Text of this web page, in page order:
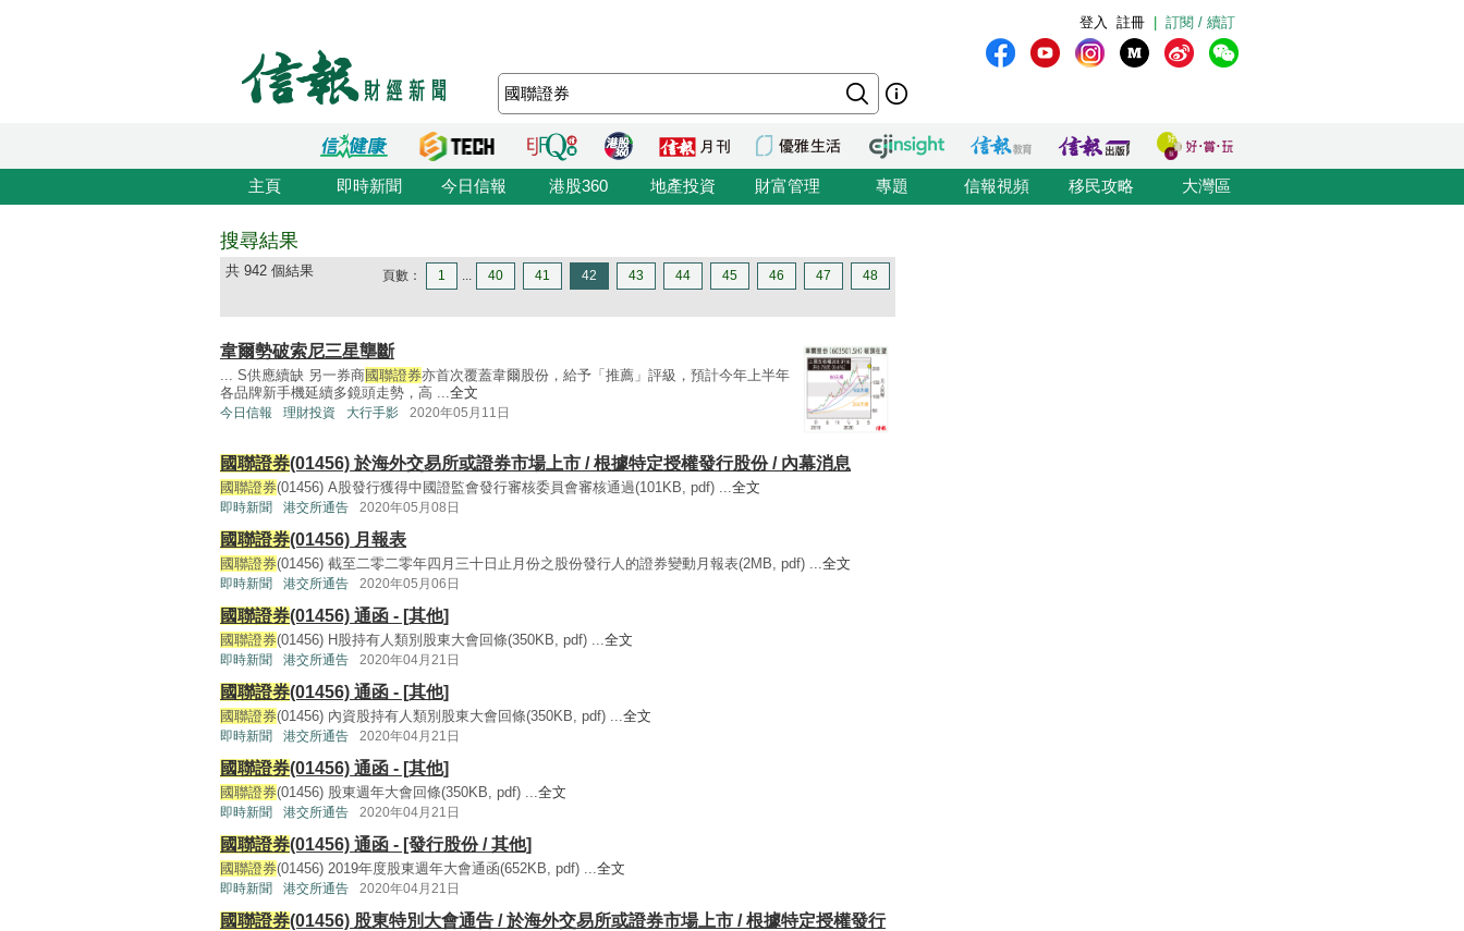
訂閱 / 續訂
註冊
登入
主頁 即時新聞 今日信報 港股360 地產投資 財富管理 專題 信報視頻 移民攻略 大灣區
搜尋結果
共 942 個結果 頁數： 1 ... 40 41 42 43 44 45 46 47 48
韋爾勢破索尼三星壟斷
... S供應續缺 另一券商國聯證券亦首次覆蓋韋爾股份，給予「推薦」評級，預計今年上半年
各品牌新手機延續多鏡頭走勢，高 ...全文
今日信報 理財投資 大行手影 2020年05月11日
國聯證券(01456) 於海外交易所或證券市場上市 / 根據特定授權發行股份 / 內幕消息
國聯證券(01456) A股發行獲得中國證監會發行審核委員會審核通過(101KB, pdf) ... 全文
即時新聞 港交所通告 2020年05月08日
國聯證券(01456) 月報表
國聯證券(01456) 截至二零二零年四月三十日止月份之股份發行人的證券變動月報表(2MB, pdf) ... 全文
即時新聞 港交所通告 2020年05月06日
國聯證券(01456) 通函 - [其他]
國聯證券(01456) H股持有人類別股東大會回條(350KB, pdf) ... 全文
即時新聞 港交所通告 2020年04月21日
國聯證券(01456) 通函 - [其他]
國聯證券(01456) 內資股持有人類別股東大會回條(350KB, pdf) ... 全文
即時新聞 港交所通告 2020年04月21日
國聯證券(01456) 通函 - [其他]
國聯證券(01456) 股東週年大會回條(350KB, pdf) ... 全文
即時新聞 港交所通告 2020年04月21日
國聯證券(01456) 通函 - [發行股份 / 其他]
國聯證券(01456) 2019年度股東週年大會通函(652KB, pdf) ... 全文
即時新聞 港交所通告 2020年04月21日
國聯證券(01456) 股東特別大會通告 / 於海外交易所或證券市場上市 / 根據特定授權發行